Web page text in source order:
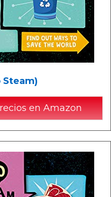
Steam)
en Amazon